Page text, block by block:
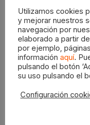
Utilizamos cookies
y mejorar nuestros
navegación por
elaborado a partir
por ejemplo,
información aquí.
pulsando el botón
su uso pulsando el
Configuración